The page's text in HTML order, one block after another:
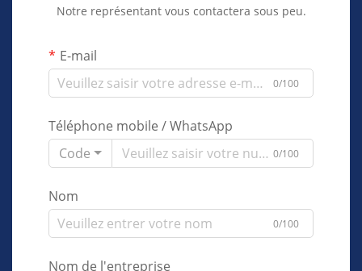
Notre représentant vous contactera sous peu.
E-mail
0/100
Téléphone mobile / WhatsApp
Code
0/100
Nom
0/100
Nom de l'entreprise